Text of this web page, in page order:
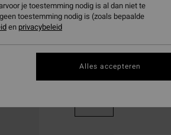
SALE
SALE ON SALE EXTRA 25%
KleurMulti
je toestemming nodig is al dan niet te
toestemming nodig is (zoals bepaalde
en privacybeleid
Alles accepteren